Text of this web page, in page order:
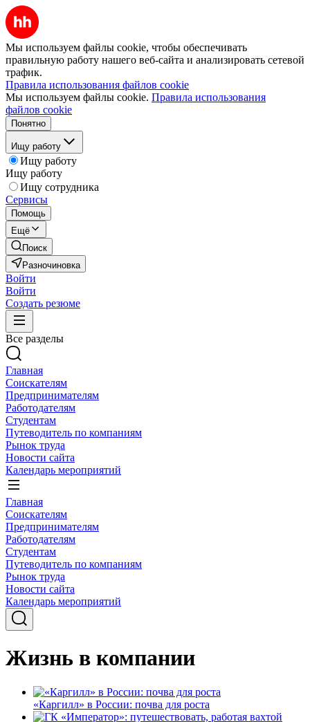
Мы используем файлы cookie, чтобы обеспечивать
правильную работу нашего веб-сайта и анализировать сетевой
трафик.
Правила использования файлов cookie
Мы используем файлы cookie. Правила использования
файлов cookie
Понятно
Ищу работу
Ищу работу
Ищу работу
Ищу сотрудника
Сервисы
Помощь
Ещё
Поиск
Разночиновка
Войти
Войти
Создать резюме
Все разделы
Главная
Соискателям
Предпринимателям
Работодателям
Студентам
Путеводитель по компаниям
Рынок труда
Новости сайта
Календарь мероприятий
Главная
Соискателям
Предпринимателям
Работодателям
Студентам
Путеводитель по компаниям
Рынок труда
Новости сайта
Календарь мероприятий
Жизнь в компании
«Каргилл» в России: почва для роста